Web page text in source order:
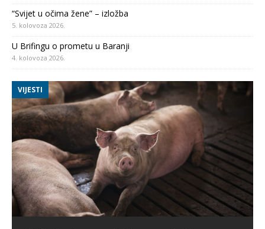
“Svijet u očima žene” – izložba
5. kolovoza 2026.
U Brifingu o prometu u Baranji
4. kolovoza 2026.
VIJESTI